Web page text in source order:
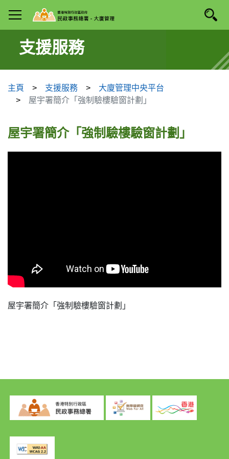
至
主
要
內
搜尋
手機選單
支援服務
主頁 支援服務
大廈管理中央平台
屋宇署簡介「強制驗樓驗窗計劃」
屋宇署簡介「強制驗樓驗窗計劃」
屋宇署簡介「強制驗樓驗窗計劃」